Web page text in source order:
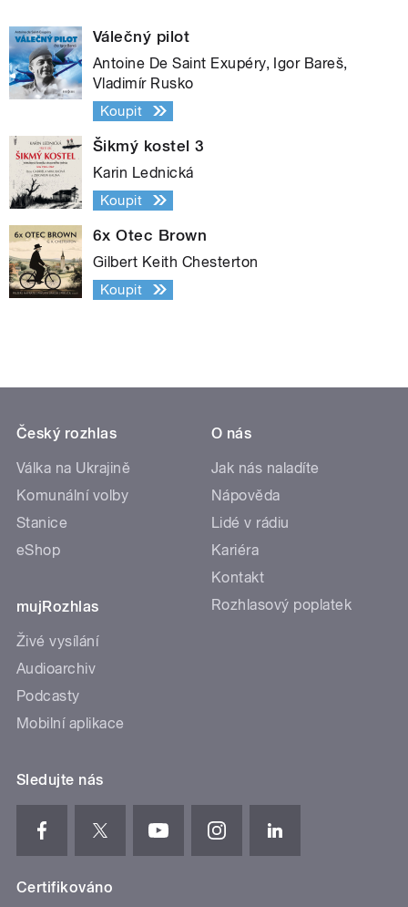
Válečný pilot
Antoine De Saint Exupéry, Igor Bareš,
Vladimír Rusko
Koupit
Šikmý kostel 3
Karin Lednická
Koupit
6x Otec Brown
Gilbert Keith Chesterton
Koupit
Český rozhlas
Válka na Ukrajině
Komunální volby
Stanice
eShop
mujRozhlas
Živé vysílání
Audioarchiv
Podcasty
Mobilní aplikace
O nás
Jak nás naladíte
Nápověda
Lidé v rádiu
Kariéra
Kontakt
Rozhlasový poplatek
Sledujte nás
Certifikováno